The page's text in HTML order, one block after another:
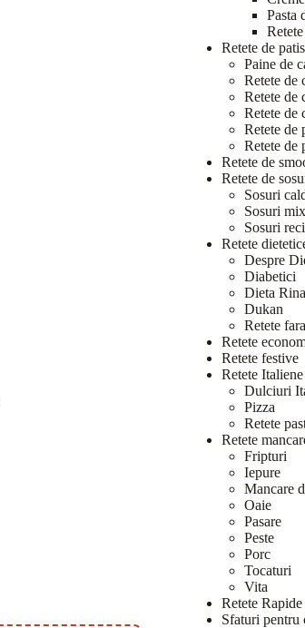
Pasta
Retete de
Paine de
Retete de
Retete de
Retete de
Retete de
Retete de
Retete de
Retete de
Sosuri
Sosuri
Sosuri reci
Retete
Despre
Diabetici
Dieta Rina
Dukan
Retete
Retete
Retete festive
Retete Italiene
Dulciuri
Pizza
Retete
Retete
Fripturi
Iepure
Mancare
Oaie
Pasare
Peste
Porc
Tocaturi
Vita
Retete Rapide
Sfaturi pentru